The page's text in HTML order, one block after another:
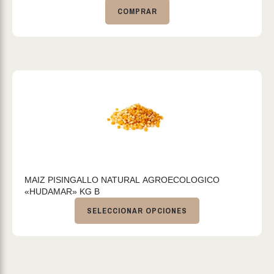
COMPRAR
MAIZ PISINGALLO NATURAL AGROECOLOGICO
«HUDAMAR» KG B
SELECCIONAR OPCIONES